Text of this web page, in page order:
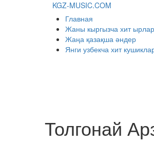
KGZ-MUSIC.COM
Главная
Жаны кыргызча хит ырлар
Жаңа қазақша әндер
Янги узбекча хит
Толгонай